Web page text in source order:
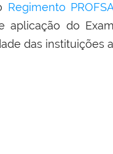
Regimento
aplicação do
das instituições